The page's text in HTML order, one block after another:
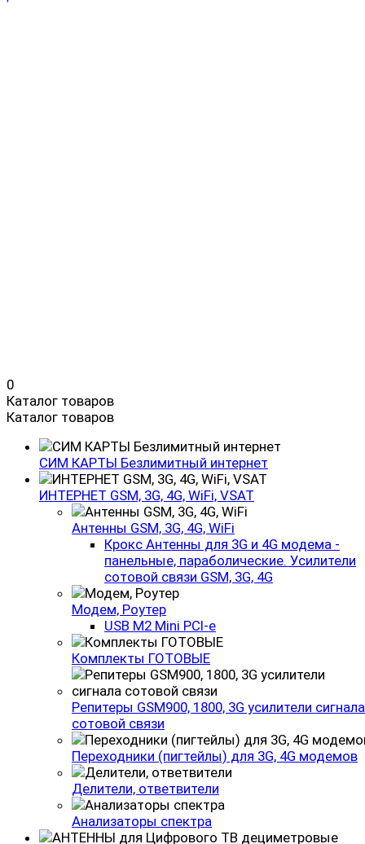
0
Каталог товаров
Каталог товаров
СИМ КАРТЫ Безлимитный интернет
ИНТЕРНЕТ GSM, 3G, 4G, WiFi, VSAT
Антенны GSM, 3G, 4G, WiFi
Крокс Антенны для 3G и 4G модема -
панельные, параболические. Усилители
сотовой связи GSM, 3G, 4G
Модем, Роутер
USB M2 Mini PCI-e
Комплекты ГОТОВЫЕ
Репитеры GSM900, 1800, 3G усилители сигнала
сотовой связи
Переходники (пигтейлы) для 3G, 4G модемов
Делители, ответвители
Анализаторы спектра